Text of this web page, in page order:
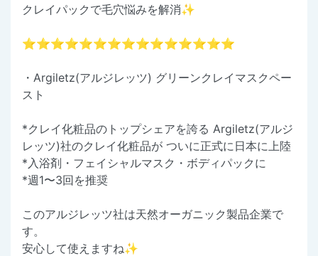
クレイパックで毛穴悩みを解消✨
⭐️⭐️⭐️⭐️⭐️⭐️⭐️⭐️⭐️⭐️⭐️⭐️⭐️⭐️⭐️
・Argiletz(アルジレッツ) グリーンクレイマスクペー
スト
*クレイ化粧品のトップシェアを誇る Argiletz(アルジ
レッツ)社のクレイ化粧品が ついに正式に日本に上陸
*入浴剤・フェイシャルマスク・ボディパックに
*週1〜3回を推奨
このアルジレッツ社は天然オーガニック製品企業で
す。
安心して使えますね✨